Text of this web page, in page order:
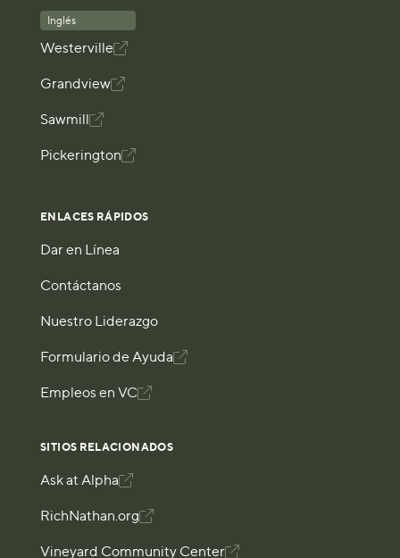
Inglés
Westerville
Grandview
Sawmill
Pickerington
ENLACES RÁPIDOS
Dar en Línea
Contáctanos
Nuestro Liderazgo
Formulario de Ayuda
Empleos en VC
SITIOS RELACIONADOS
Ask at Alpha
RichNathan.org
Vineyard Community Center